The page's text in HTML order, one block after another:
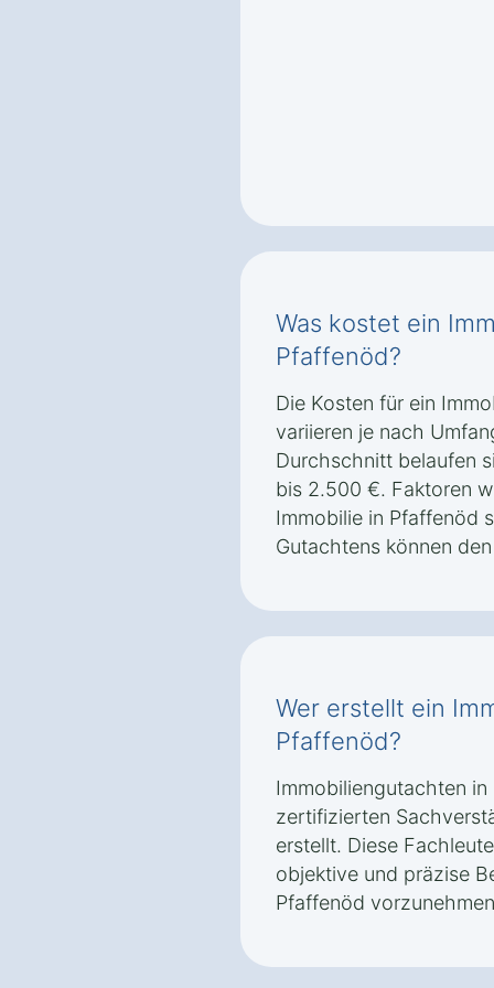
Was kostet ein
Pfaffenöd?
Die Kosten für ein
variieren je nach
Durchschnitt belaufen
bis 2.500 €. Faktoren
Immobilie in Pfaffenöd
Gutachtens können
Wer erstellt ein
Pfaffenöd?
Immobiliengutachten
zertifizierten
erstellt. Diese
objektive und präzise
Pfaffenöd